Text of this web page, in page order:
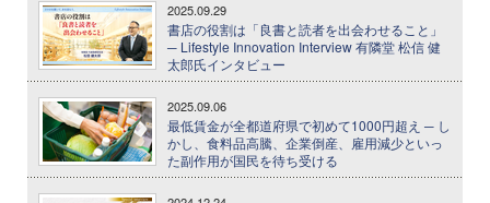
2025.09.29
書店の役割は「良書と読者を出会わせること」
─ Lifestyle Innovation Interview 有隣堂 松信 健
太郎氏インタビュー
2025.09.06
最低賃金が全都道府県で初めて1000円超え ─ し
かし、食料品高騰、企業倒産、雇用減少といっ
た副作用が国民を待ち受ける